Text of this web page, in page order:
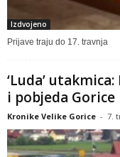
Izdvojeno
Prijave traju do 17. travnja
‘Luda’
i pobjeda Gorice
Kronike Velike Gorice - 7.